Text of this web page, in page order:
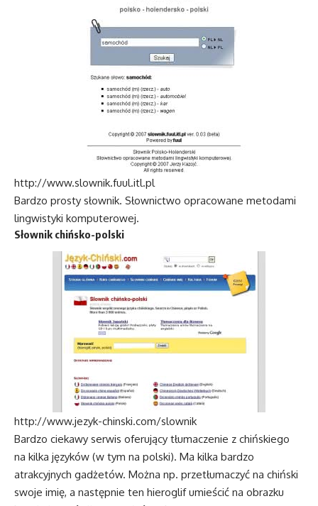
http://www.slownik.fuul.itl.pl
Bardzo prosty słownik. Słownictwo opracowane metodami
lingwistyki komputerowej.
Słownik chińsko-polski
http://www.jezyk-chinski.com/slownik
Bardzo ciekawy serwis oferujący tłumaczenie z chińskiego
na kilka języków (w tym na polski). Ma kilka bardzo
atrakcyjnych gadżetów. Można np. przetłumaczyć na chiński
swoje imię, a następnie ten hieroglif umieścić na obrazku